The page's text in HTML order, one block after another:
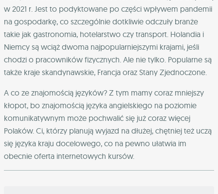
w 2021 r. Jest to podyktowane po części wpływem pandemii
na gospodarkę, co szczególnie dotkliwie odczuły branże
takie jak gastronomia, hotelarstwo czy transport. Holandia i
Niemcy są wciąż dwoma najpopularniejszymi krajami, jeśli
chodzi o pracowników fizycznych. Ale nie tylko. Popularne są
także kraje skandynawskie, Francja oraz Stany Zjednoczone.
A co ze znajomością języków? Z tym mamy coraz mniejszy
kłopot, bo znajomością języka angielskiego na poziomie
komunikatywnym może pochwalić się już coraz więcej
Polaków. Ci, którzy planują wyjazd na dłużej, chętniej też uczą
się języka kraju docelowego, co na pewno ułatwia im
obecnie oferta internetowych kursów.